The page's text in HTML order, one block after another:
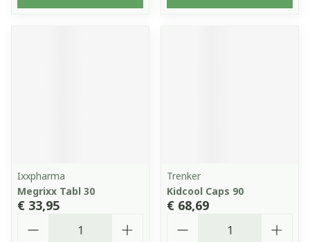
Ixxpharma
Megrixx Tabl 30
€ 33,95
Trenker
Kidcool Caps 90
€ 68,69